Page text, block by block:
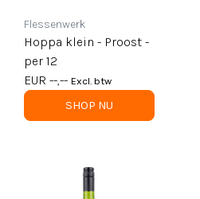
Flessenwerk
Hoppa klein - Proost -
per 12
EUR --,-- Excl. btw
SHOP NU